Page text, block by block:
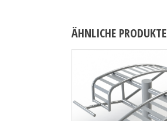
ÄHNLICHE PRODUKTE